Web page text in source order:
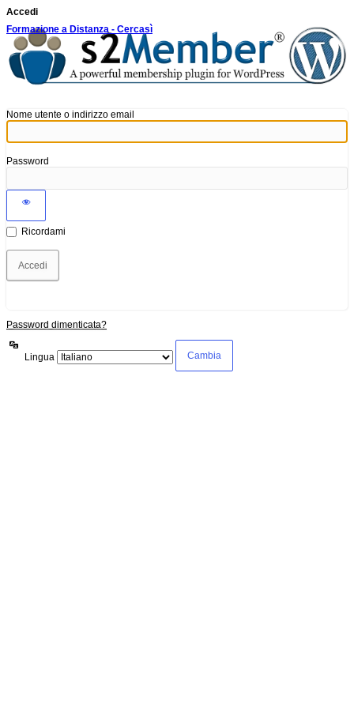
Accedi
Formazione a Distanza - Cercasì
Nome utente o indirizzo email
Password
Ricordami
Password dimenticata?
Lingua